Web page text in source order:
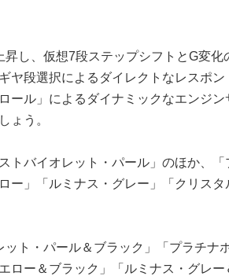
し、仮想7段ステップシフトとG変化
ヤ段選択によるダイレクトなレスポン
ール」によるダイナミックなエンジン
ょう。
トバイオレット・パール」のほか、「
ー」「ルミナス・グレー」「クリスタ
ト・パール＆ブラック」「プラチナ
ロー＆ブラック」「ルミナス・グレー